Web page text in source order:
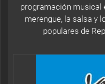
programación musical
merengue, la salsa y
populares de